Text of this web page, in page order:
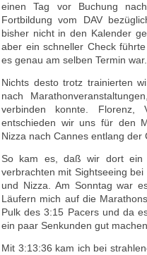
einen Tag vor Buchung
Fortbildung vom DAV
bisher nicht in den Kalender
aber ein schneller Check
es genau am selben Termin war.
Nichts desto trotz trainierten
nach
verbinden konnte. Florenz,
entschieden wir uns für den
Nizza nach Cannes entlang der
So kam es, daß wir dort ein
verbrachten mit Sightseeing
und Nizza. Am Sonntag war
Läufern mich auf die
Pulk des 3:15 Pacers und da
ein paar Senkunden gut
Mit 3:13:36 kam ich bei